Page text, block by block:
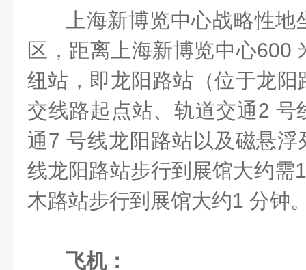
上海新博览中心战略性
区，距离上海新博览中心600
纽站，即龙阳路站（位于龙
交线路起点站、轨道交通2 号
通7 号线龙阳路站以及磁悬
线龙阳路站步行到展馆大约需
木路站步行到展馆大约1 分钟
飞机：